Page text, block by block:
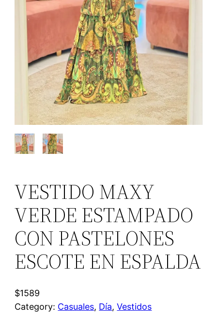
VESTIDO MAXY
VERDE ESTAMPADO
CON PASTELONES
ESCOTE EN ESPALDA
$1589
Category: Casuales, Día, Vestidos